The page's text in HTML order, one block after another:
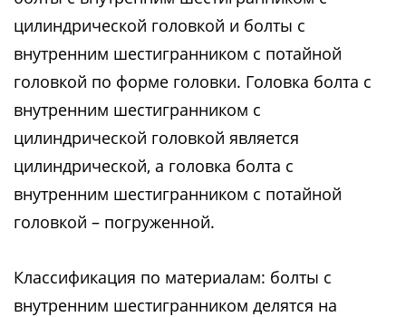
цилиндрической головкой и болты с
внутренним шестигранником с потайной
головкой по форме головки. Головка болта с
внутренним шестигранником с
цилиндрической головкой является
цилиндрической, а головка болта с
внутренним шестигранником с потайной
головкой – погруженной.
Классификация по материалам: болты с
внутренним шестигранником делятся на